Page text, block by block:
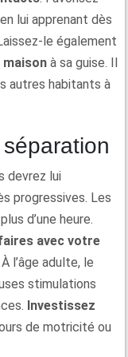
lui apprenant dès
le également
à sa guise. Il
autres habitants à
séparation
devrez lui
progressives. Les
d’une heure.
avec votre
l’âge adulte, le
stimulations
Investissez
de motricité ou